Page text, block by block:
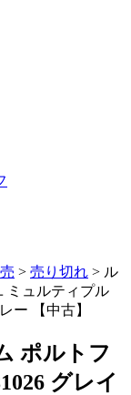
> 売り切れ > ル
ミュルティプル
ー 【中古】
ポルトフ
グレイ